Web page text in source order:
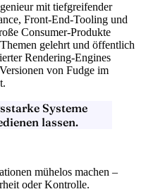
mit tiefgreifender
Front-End-Tooling und
Consumer-Produkte
gelehrt und öffentlich
Rendering-Engines
von Fudge im
.
Systeme
lassen.
mühelos machen –
oder Kontrolle.